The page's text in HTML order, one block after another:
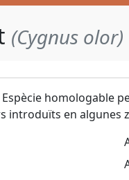
(Cygnus olor)
homologable
introduïts en algunes